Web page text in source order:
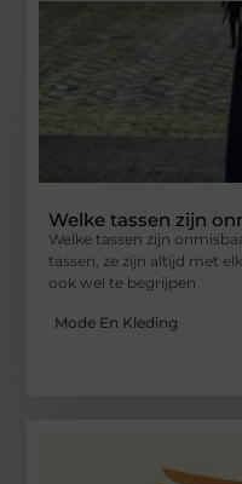
Welke tassen zijn
Welke tassen zijn
tassen, ze zijn altijd met
ook wel te begrijpen
Mode En Kleding